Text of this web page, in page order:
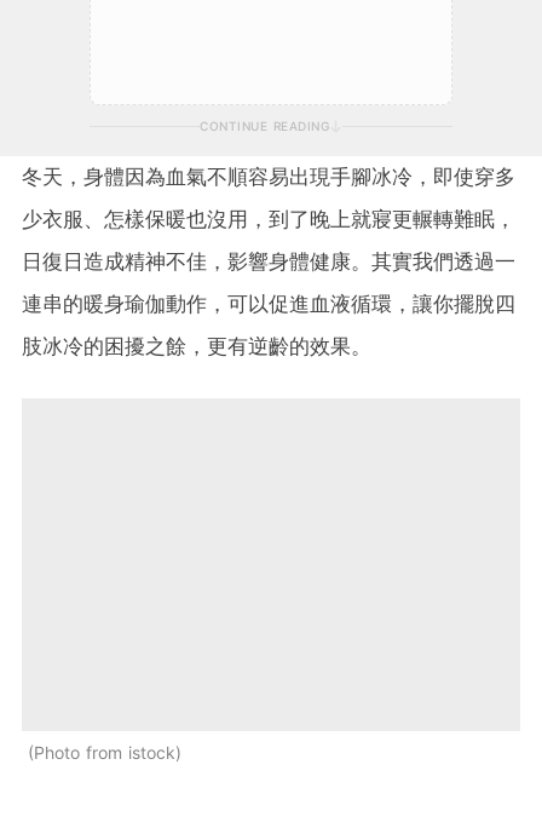
CONTINUE READING
冬天，身體因為血氣不順容易出現手腳冰冷，即使穿多
少衣服、怎樣保暖也沒用，到了晚上就寢更輾轉難眠，
日復日造成精神不佳，影響身體健康。其實我們透過一
連串的暖身瑜伽動作，可以促進血液循環，讓你擺脫四
肢冰冷的困擾之餘，更有逆齡的效果。
Photo from istock